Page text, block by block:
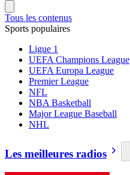
Tous les contenus
Sports populaires
Ligue 1
UEFA Champions League
UEFA Europa League
Premier League
NFL
NBA Basketball
Major League Baseball
NHL
Les meilleures radios